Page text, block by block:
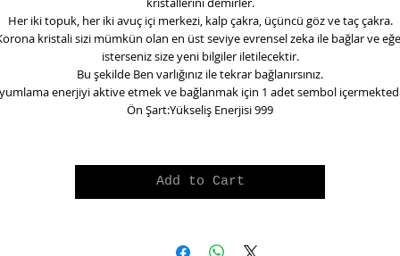
Her iki topuk, her iki avuç içi merkezi, kalp çakra, üçüncü göz ve taç çakra.
kristali sizi mümkün olan en üst seviye evrensel zeka ile bağlar ve
isterseniz size yeni bilgiler iletilecektir.
Bu şekilde Ben varlığınız ile tekrar bağlanırsınız.
enerjiyi aktive etmek ve bağlanmak için 1 adet sembol
Ön Şart:Yükseliş Enerjisi 999
Add to Cart